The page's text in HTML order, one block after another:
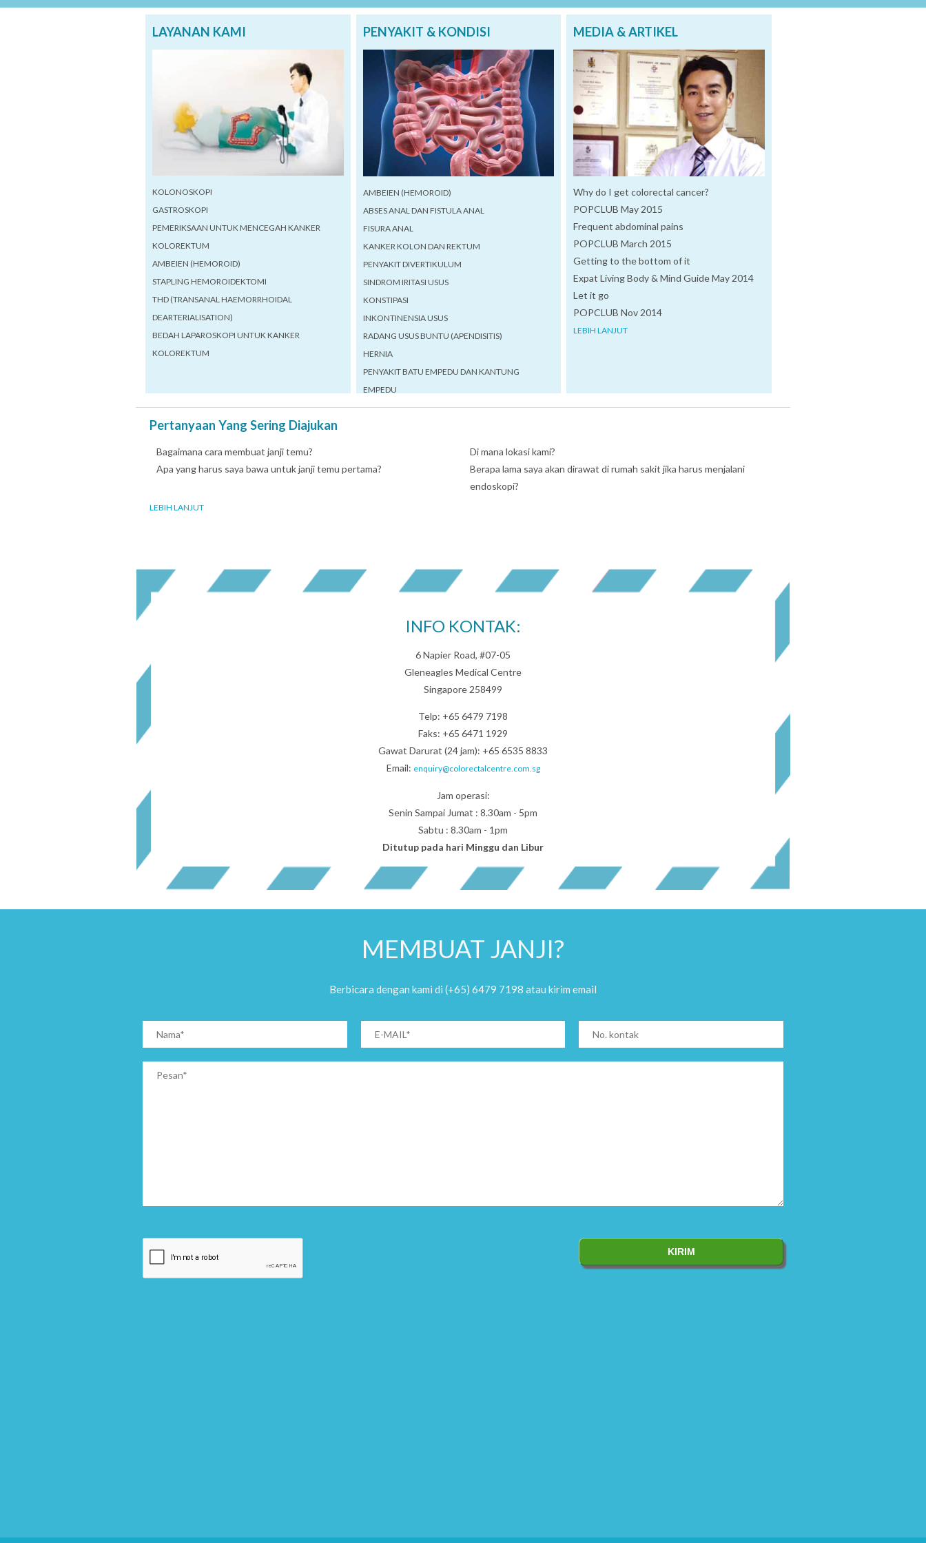
LAYANAN KAMI
KOLONOSKOPI
GASTROSKOPI
PEMERIKSAAN UNTUK MENCEGAH KANKER
KOLOREKTUM
AMBEIEN (HEMOROID)
STAPLING HEMOROIDEKTOMI
THD (TRANSANAL HAEMORRHOIDAL
DEARTERIALISATION)
BEDAH LAPAROSKOPI UNTUK KANKER
KOLOREKTUM
PENYAKIT & KONDISI
AMBEIEN (HEMOROID)
ABSES ANAL DAN FISTULA ANAL
FISURA ANAL
KANKER KOLON DAN REKTUM
PENYAKIT DIVERTIKULUM
SINDROM IRITASI USUS
KONSTIPASI
INKONTINENSIA USUS
RADANG USUS BUNTU (APENDISITIS)
HERNIA
PENYAKIT BATU EMPEDU DAN KANTUNG
EMPEDU
MEDIA & ARTIKEL
Why do I get colorectal cancer?
POPCLUB May 2015
Frequent abdominal pains
POPCLUB March 2015
Getting to the bottom of it
Expat Living Body & Mind Guide May 2014
Let it go
POPCLUB Nov 2014
LEBIH LANJUT
Pertanyaan Yang Sering Diajukan
Bagaimana cara membuat janji temu?
Apa yang harus saya bawa untuk janji temu pertama?
Di mana lokasi kami?
Berapa lama saya akan dirawat di rumah sakit jika harus menjalani
endoskopi?
LEBIH LANJUT
INFO KONTAK:
6 Napier Road, #07-05
Gleneagles Medical Centre
Singapore 258499
Telp: +65 6479 7198
Faks: +65 6471 1929
Gawat Darurat (24 jam): +65 6535 8833
Email: enquiry@colorectalcentre.com.sg
Jam operasi:
Senin Sampai Jumat : 8.30am - 5pm
Sabtu : 8.30am - 1pm
Ditutup pada hari Minggu dan Libur
MEMBUAT JANJI?
Berbicara dengan kami di (+65) 6479 7198 atau kirim email